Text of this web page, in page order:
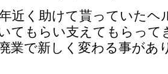
近く助けて貰っていたヘ
てもらい支えてもらって
業で新しく変わる事があ